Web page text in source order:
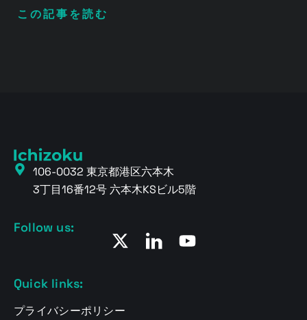
この記事を読む
106-0032 東京都港区六本木
3丁目16番12号 六本木KSビル5階
Quick links:
プライバシーポリシー
Follow us: